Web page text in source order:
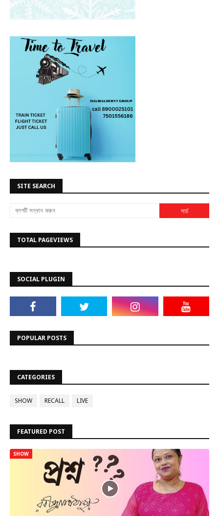
SITE SEARCH
TOTAL PAGEVIEWS
SOCIAL PLUGIN
POPULAR POSTS
CATEGORIES
SHOW RECALL LIVE
FEATURED POST
SHOW